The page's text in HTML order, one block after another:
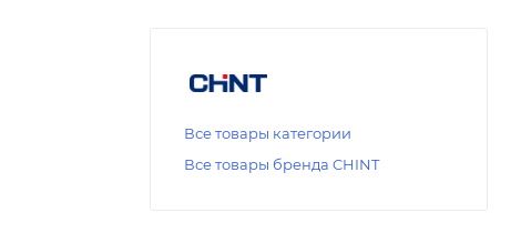
Все товары категории
Все товары бренда CHINT